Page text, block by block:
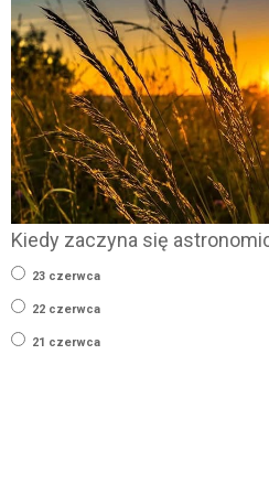
Kiedy zaczyna się
23 czerwca
22 czerwca
21 czerwca